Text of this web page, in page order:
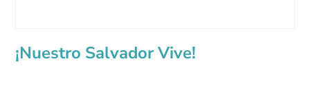
¡Nuestro Salvador Vive!